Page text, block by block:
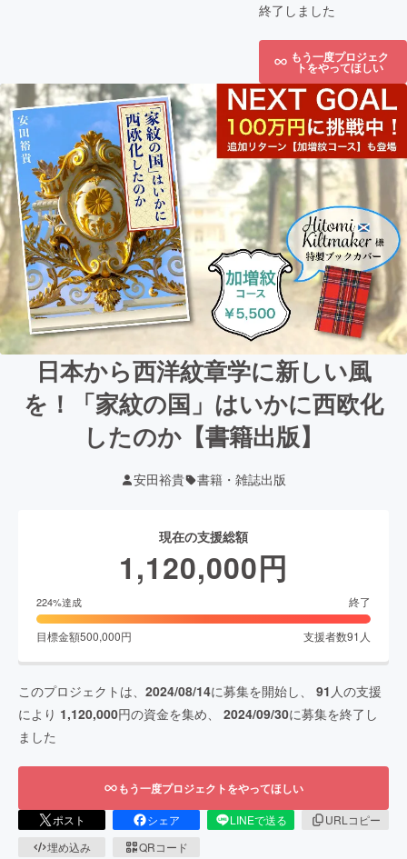
終了しました
もう一度プロジェク
トをやってほしい
日本から西洋紋章学に新しい風
を！「家紋の国」はいかに西欧化
したのか【書籍出版】
安田裕貴 書籍・雑誌出版
現在の支援総額
1,120,000円
224%達成 終了
目標金額500,000円 支援者数91 人
このプロジェクトは、 2024/08/14に募集を開始し、 91 人の支援
により 1,120,000円の資金を集め、 2024/09/30に募集を終了し
ました
もう一度プロジェクトをやってほしい
ポスト シェア LINEで送る
URLコピー
埋め込み
QRコード